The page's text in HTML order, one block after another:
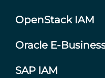
OpenStack IAM
Oracle E-
SAP IAM